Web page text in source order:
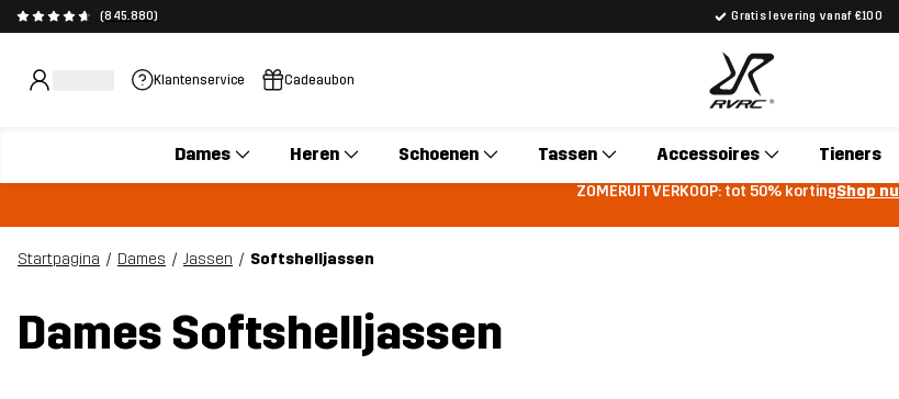
(845.880) Gratis levering vanaf €100
Klantenservice Cadeaubon
Dames Heren Schoenen Tassen Accessoires Tieners
ZOMERUITVERKOOP: tot 50% kortingShop nu
Startpagina Dames Jassen Softshelljassen
Dames Softshelljassen